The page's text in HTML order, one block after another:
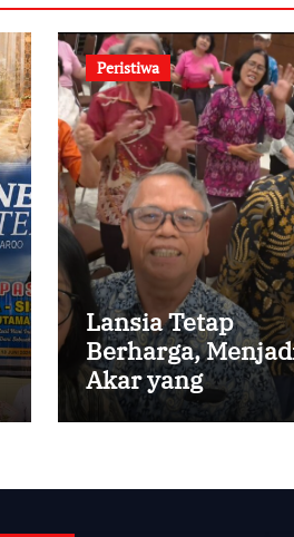
Peristiwa
Lansia Tetap
Berharga,
Akar yang
Menghidupi